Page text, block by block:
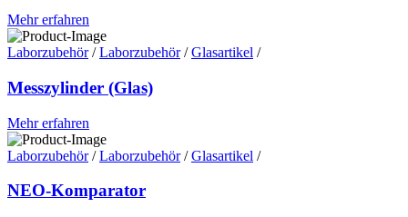
Mehr erfahren
Laborzubehör/Laborzubehör/Glasartikel /
Messzylinder (Glas)
Mehr erfahren
Laborzubehör/Laborzubehör/Glasartikel /
NEO-Komparator